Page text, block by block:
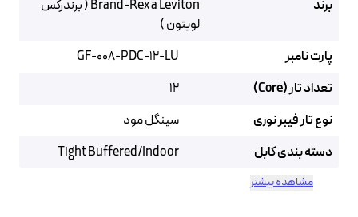
برند
Brand-Rex a Leviton ( برندرکس
لویتون )
پارت نامبر
GF-008-PDC-12-LU
تعداد تار (Core)
12
نوع تار فیبر نوری
سینگل مود
دسته بندی کابل
Tight Buffered/Indoor
مشاهده بیشتر